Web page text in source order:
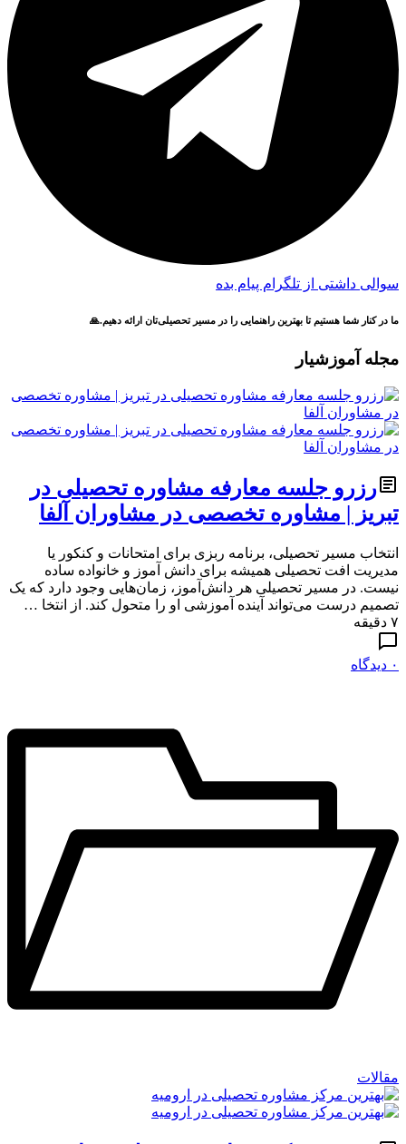
سوالی داشتی از تلگرام پیام بده
ما در کنار شما هستیم تا بهترین راهنمایی را در مسیر تحصیلی‌تان ارائه دهیم.🙏
مجله آموزشیار
رزرو جلسه معارفه مشاوره تحصیلی در
تبریز | مشاوره تخصصی در مشاوران آلفا
انتخاب مسیر تحصیلی، برنامه ربزی برای امتحانات و کنکور یا
مدیریت افت تحصیلی همیشه برای دانش آموز و خانواده ساده
نیست. در مسیر تحصیلی هر دانش‌آموز، زمان‌هایی وجود دارد که یک
تصمیم درست می‌تواند آینده آموزشی او را متحول کند. از انتخا …
۷ دقیقه
۰ دیدگاه
مقالات